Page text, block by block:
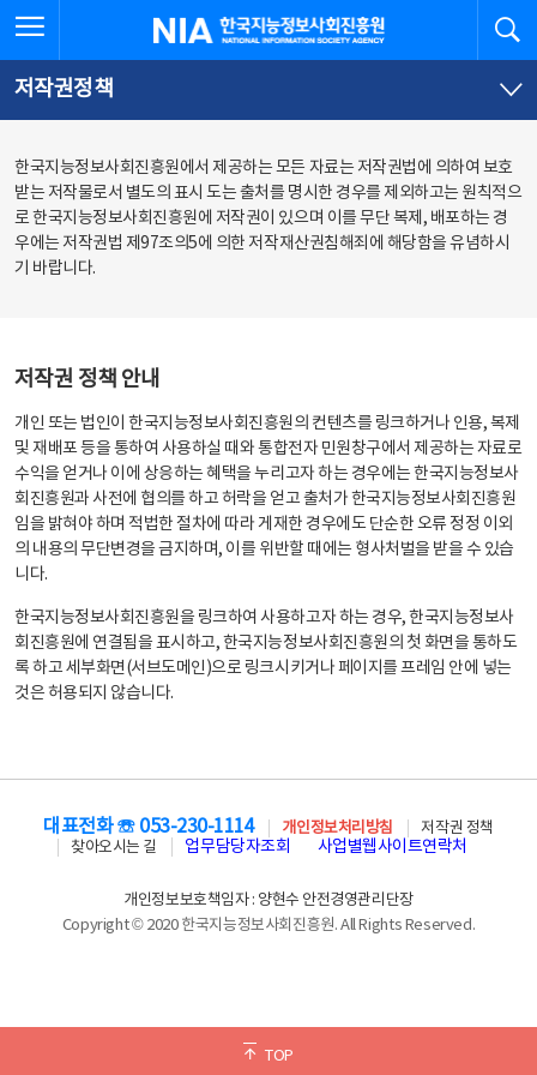
문
로
가
체
뉴
바
가
한국지능정보사회진흥원
저작권정책
한국지능정보사회진흥원에서 제공하는 모든 자료는 저작권법에 의하여 보호
받는 저작물로서 별도의 표시 도는 출처를 명시한 경우를 제외하고는 원칙적으
로 한국지능정보사회진흥원에 저작권이 있으며 이를 무단 복제, 배포하는 경
우에는 저작권법 제97조의5에 의한 저작재산권침해죄에 해당함을 유념하시
기 바랍니다.
저작권 정책 안내
개인 또는 법인이 한국지능정보사회진흥원의 컨텐츠를 링크하거나 인용, 복제
및 재배포 등을 통하여 사용하실 때와 통합전자 민원창구에서 제공하는 자료로
수익을 얻거나 이에 상응하는 혜택을 누리고자 하는 경우에는 한국지능정보사
회진흥원과 사전에 협의를 하고 허락을 얻고 출처가 한국지능정보사회진흥원
임을 밝혀야 하며 적법한 절차에 따라 게재한 경우에도 단순한 오류 정정 이외
의 내용의 무단변경을 금지하며, 이를 위반할 때에는 형사처벌을 받을 수 있습
니다.
한국지능정보사회진흥원을 링크하여 사용하고자 하는 경우, 한국지능정보사
회진흥원에 연결됨을 표시하고, 한국지능정보사회진흥원의 첫 화면을 통하도
록 하고 세부화면(서브도메인)으로 링크시키거나 페이지를 프레임 안에 넣는
것은 허용되지 않습니다.
TOP
대표전화 ☏ 053-230-1114 개인정보처리방침
저작권 정책
찾아오시는 길
업무담당자조회 사업별웹사이트연락처
개인정보보호책임자 : 양현수 안전경영관리단장
Copyright © 2020 한국지능정보사회진흥원. All Rights Reserved.